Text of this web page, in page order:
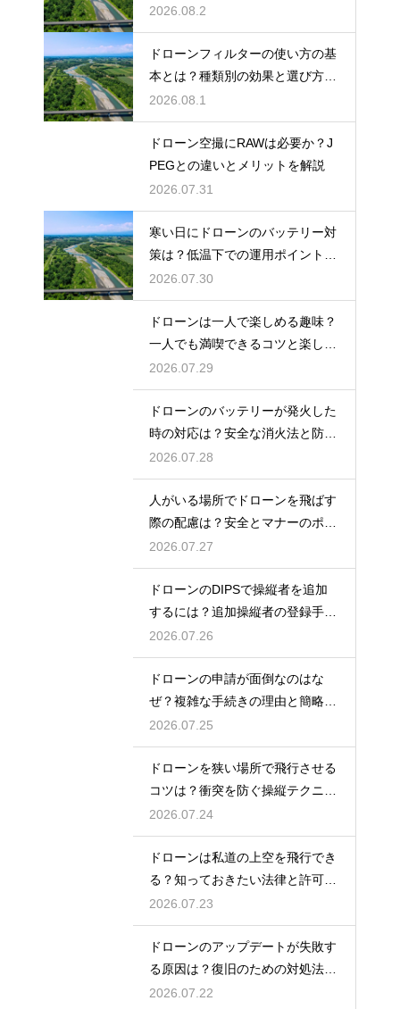
説
2026.08.2
ドローンフィルターの使い方の基
本とは？種類別の効果と選び方を
解説
2026.08.1
ドローン空撮にRAWは必要か？J
PEGとの違いとメリットを解説
2026.07.31
寒い日にドローンのバッテリー対
策は？低温下での運用ポイントと
注意点
2026.07.30
ドローンは一人で楽しめる趣味？
一人でも満喫できるコツと楽しみ
方
2026.07.29
ドローンのバッテリーが発火した
時の対応は？安全な消火法と防止
策を解説
2026.07.28
人がいる場所でドローンを飛ばす
際の配慮は？安全とマナーのポイ
ント
2026.07.27
ドローンのDIPSで操縦者を追加
するには？追加操縦者の登録手順
を解説
2026.07.26
ドローンの申請が面倒なのはな
ぜ？複雑な手続きの理由と簡略化
の動向
2026.07.25
ドローンを狭い場所で飛行させる
コツは？衝突を防ぐ操縦テクニッ
クを解説
2026.07.24
ドローンは私道の上空を飛行でき
る？知っておきたい法律と許可の
ルール
2026.07.23
ドローンのアップデートが失敗す
る原因は？復旧のための対処法を
解説
2026.07.22